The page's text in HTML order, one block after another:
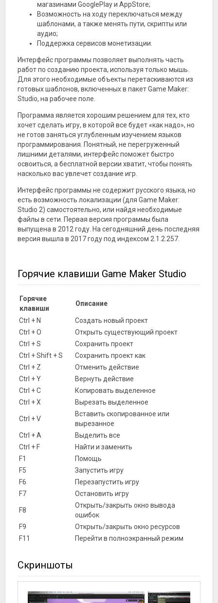
магазинами GooglePlay и AppStore;
Возможность на ходу переключаться между
шаблонами, а также менять пути, скрипты или
аудио;
Поддержка сервисов монетизации.
Интерфейс программы позволяет выполнять часть
работ по созданию проекта, используя только мышь.
Для этого необходимые объекты перетаскиваются из
готовых шаблонов, включенных в пакет Game Maker:
Studio, на рабочее поле.
Программа является хорошим решением для тех, кто
хочет сделать игру, в которой все будет «как надо», но
не готов заняться углубленным изучением языков
программирования. Понятный, не перегруженный
лишними деталями, интерфейс поможет быстро
освоиться, а бесплатной версии хватит, чтобы понять
насколько вас увлечет создание игр.
Интерфейс программы не содержит русского языка, но
есть возможность локализации (для Game Maker:
Studio 2) самостоятельно, или найдя необходимые
файлы в сети. Первая версия программы была
выпущена в 2012 году. На сегодняшний день последняя
версия вышла в 2017 году под индексом 2.1.2.257.
Горячие клавиши Game Maker Studio
Горячие
клавиши
Описание
Ctrl + N
Создать новый проект
Ctrl + O
Открыть существующий проект
Ctrl + S
Сохранить проект
Ctrl + Shift + S
Сохранить проект как
Ctrl + Z
Отменить действие
Ctrl + Y
Вернуть действие
Ctrl + C
Копировать выделенное
Ctrl + X
Вырезать выделенное
Ctrl + V
Вставить скопированное или
вырезанное
Ctrl + A
Выделить все
Ctrl + F
Найти и заменить
F1
Помощь
F5
Запустить игру
F6
Перезапустить игру
F7
Остановить игру
F8
Открыть/закрыть окно вывода
ошибок
F9
Открыть/закрыть окно ресурсов
F11
Перейти в полноэкранный режим
Скриншоты